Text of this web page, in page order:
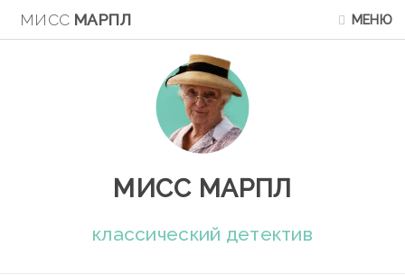
МИСС МАРПЛ МЕНЮ
МИСС МАРПЛ
классический детектив